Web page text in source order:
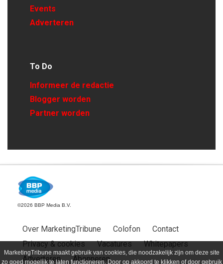
MarketingTribune maakt gebruik van cookies, die noodzakelijk zijn om deze site
zo goed mogelijk te laten functioneren. Door op akkoord te klikken of door gebruik
Events
Adverteren
To Do
Informeer de redactie
Blogger worden
Partner worden
©2026 BBP Media B.V.
Over MarketingTribune Colofon
Contact
Privacy & cookies
Vacatures
Whitepapers
Adverteren
Abonneren